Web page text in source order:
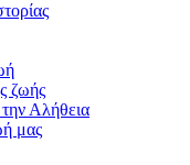
ζωής
Αλήθεια
μας